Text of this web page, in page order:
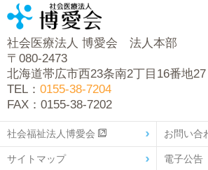
社会医療法人 博愛会 法人本部
〒080-2473
北海道帯広市西23条南2丁目16番地27
TEL： 0155-38-7204
FAX：0155-38-7202
社会福祉法人博愛会 お問い合
サイトマップ 電子公告